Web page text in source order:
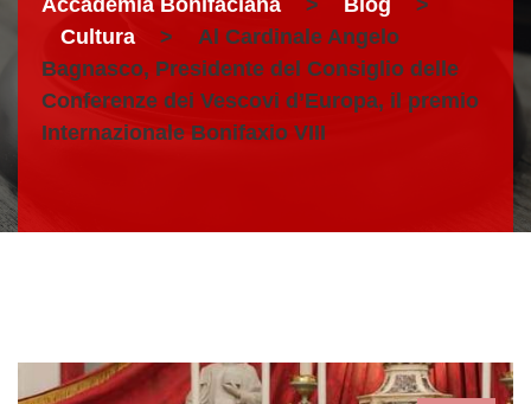
Accademia Bonifaciana > Blog
>
Cultura
>
Al Cardinale Angelo
Bagnasco, Presidente del Consiglio delle
Conferenze dei Vescovi d’Europa, il premio
Internazionale Bonifaxio VIII